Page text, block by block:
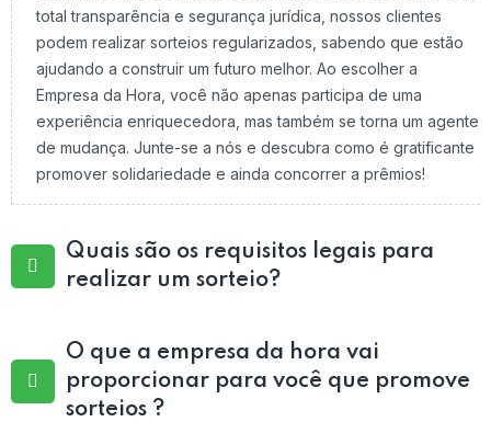
total transparência e segurança jurídica, nossos clientes
podem realizar sorteios regularizados, sabendo que estão
ajudando a construir um futuro melhor. Ao escolher a
Empresa da Hora, você não apenas participa de uma
experiência enriquecedora, mas também se torna um agente
de mudança. Junte-se a nós e descubra como é gratificante
promover solidariedade e ainda concorrer a prêmios!
Quais são os requisitos legais para
realizar um sorteio?
O que a empresa da hora vai
proporcionar para você que promove
sorteios ?